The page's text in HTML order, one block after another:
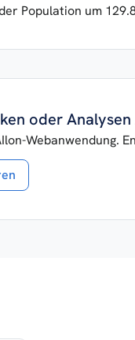
Population um
oder
Webanwendung.